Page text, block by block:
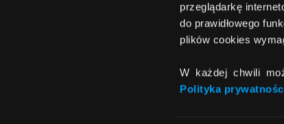
przeglądarkę
do prawidłowego
plików cookies
W każdej chwili
Polityka
Obserwuj nas w mediach
Polityka